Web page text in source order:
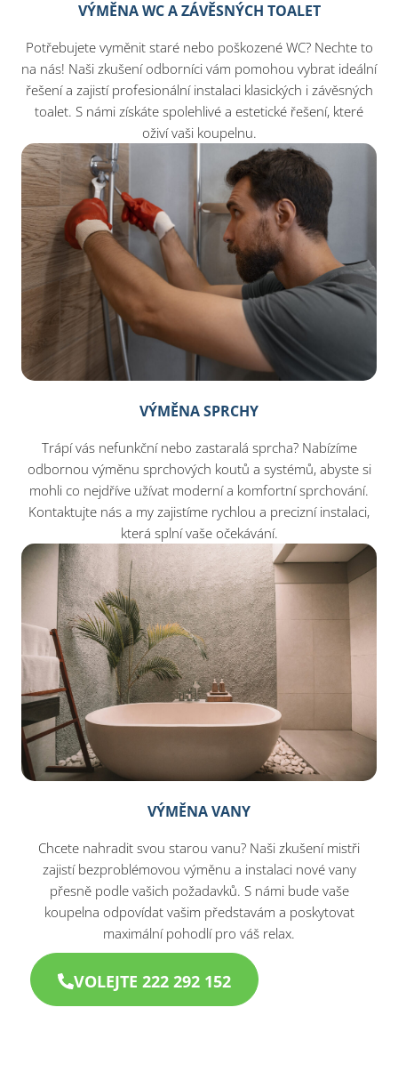
VÝMĚNA WC A ZÁVĚSNÝCH TOALET
Potřebujete vyměnit staré nebo poškozené WC? Nechte to
na nás! Naši zkušení odborníci vám pomohou vybrat ideální
řešení a zajistí profesionální instalaci klasických i závěsných
toalet. S námi získáte spolehlivé a estetické řešení, které
oživí vaši koupelnu.
VÝMĚNA SPRCHY
Trápí vás nefunkční nebo zastaralá sprcha? Nabízíme
odbornou výměnu sprchových koutů a systémů, abyste si
mohli co nejdříve užívat moderní a komfortní sprchování.
Kontaktujte nás a my zajistíme rychlou a precizní instalaci,
která splní vaše očekávání.
VÝMĚNA VANY
Chcete nahradit svou starou vanu? Naši zkušení mistři
zajistí bezproblémovou výměnu a instalaci nové vany
přesně podle vašich požadavků. S námi bude vaše
koupelna odpovídat vašim představám a poskytovat
maximální pohodlí pro váš relax.
VOLEJTE 222 292 152